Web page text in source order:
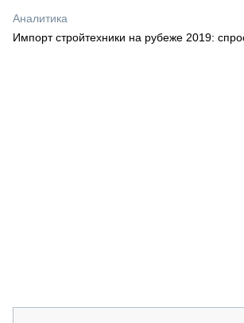
СПЕЦПРОЕКТЫ
Аналитика
Импорт стройтехники на рубеже 2019: